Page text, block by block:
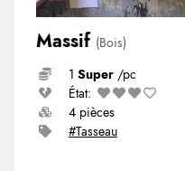
Massif (Bois)
1 Super /pc
État:
4 pièces
#Tasseau